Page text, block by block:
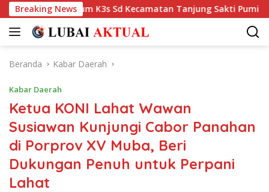
Langsung
ke
konten
Breaking News
Oknum K3s Sd Kecamatan Tanjung Sakti Pumi
Beranda Kabar Daerah
Kabar Daerah
Ketua KONI Lahat Wawan
Susiawan Kunjungi Cabor Panahan
di Porprov XV Muba, Beri
Dukungan Penuh untuk Perpani
Lahat